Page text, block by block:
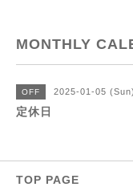
MONTHLY
OFF 2025-01-05 (Sun)
定休日
TOP PAGE